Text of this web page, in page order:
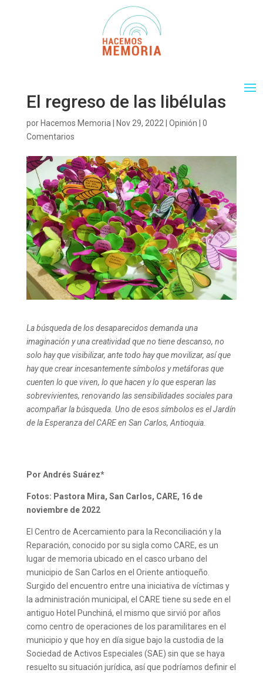
El regreso de las libélulas
por Hacemos Memoria Nov 29, 2022 Opinión
0
Comentarios
La búsqueda de los desaparecidos demanda una
imaginación y una creatividad que no tiene descanso, no
solo hay que visibilizar, ante todo hay que movilizar, así que
hay que crear incesantemente símbolos y metáforas que
cuenten lo que viven, lo que hacen y lo que esperan las
sobrevivientes, renovando las sensibilidades sociales para
acompañar la búsqueda. Uno de esos símbolos es el Jardín
de la Esperanza del CARE en San Carlos, Antioquia.
Por Andrés Suárez*
Fotos: Pastora Mira, San Carlos, CARE, 16 de
noviembre de 2022
El Centro de Acercamiento para la Reconciliación y la
Reparación, conocido por su sigla como CARE, es un
lugar de memoria ubicado en el casco urbano del
municipio de San Carlos en el Oriente antioqueño.
Surgido del encuentro entre una iniciativa de víctimas y
la administración municipal, el CARE tiene su sede en el
antiguo Hotel Punchiná, el mismo que sirvió por años
como centro de operaciones de los paramilitares en el
municipio y que hoy en día sigue bajo la custodia de la
Sociedad de Activos Especiales (SAE) sin que se haya
resuelto su situación jurídica, así que podríamos definir el